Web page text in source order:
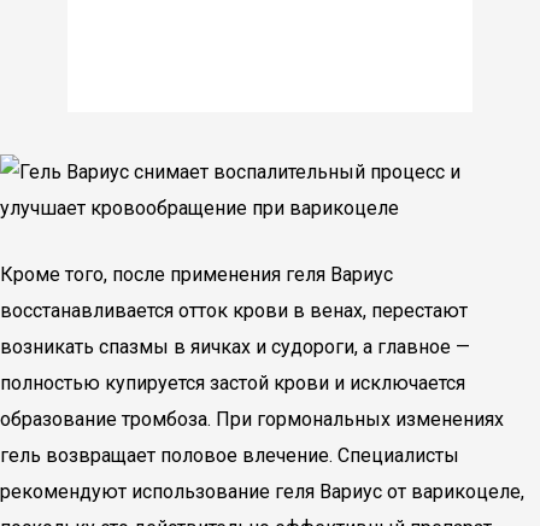
Кроме того, после применения геля Вариус
восстанавливается отток крови в венах, перестают
возникать спазмы в яичках и судороги, а главное —
полностью купируется застой крови и исключается
образование тромбоза. При гормональных изменениях
гель возвращает половое влечение. Специалисты
рекомендуют использование геля Вариус от варикоцеле,